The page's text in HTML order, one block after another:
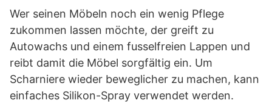
Wer seinen Möbeln noch ein wenig Pflege
zukommen lassen möchte, der greift zu
Autowachs und einem fusselfreien Lappen und
reibt damit die Möbel sorgfältig ein. Um
Scharniere wieder beweglicher zu machen, kann
einfaches Silikon-Spray verwendet werden.